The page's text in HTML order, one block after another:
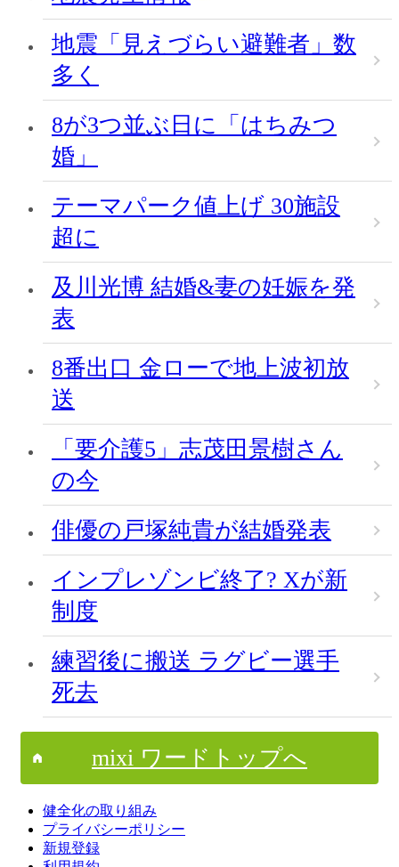
地震「見えづらい避難者」数
多く
8が3つ並ぶ日に「はちみつ
婚」
テーマパーク値上げ 30施設
超に
及川光博 結婚&妻の妊娠を発
表
8番出口 金ローで地上波初放
送
「要介護5」志茂田景樹さん
の今
俳優の戸塚純貴が結婚発表
インプレゾンビ終了? Xが新
制度
練習後に搬送 ラグビー選手
死去
mixi ワードトップへ
健全化の取り組み
プライバシーポリシー
新規登録